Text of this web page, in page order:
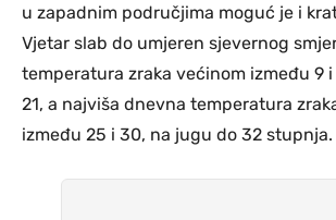
u zapadnim područjima moguć je i
Vjetar slab do umjeren sjevernog
temperatura zraka većinom između 9
21, a najviša dnevna temperatura
između 25 i 30, na jugu do 32 stupnja.